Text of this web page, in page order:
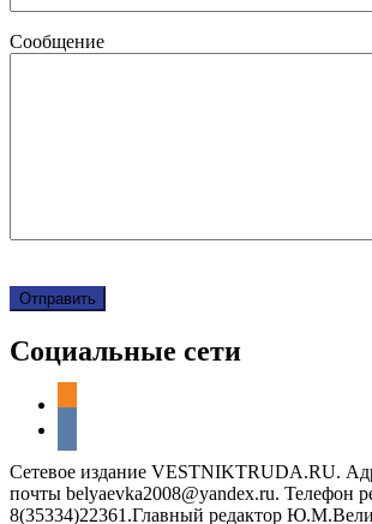
Сообщение
Социальные сети
Сетевое издание VESTNIKTRUDA.RU.
почты belyaevka2008@yandex.ru. Телефон
8(35334)22361.Главный редактор